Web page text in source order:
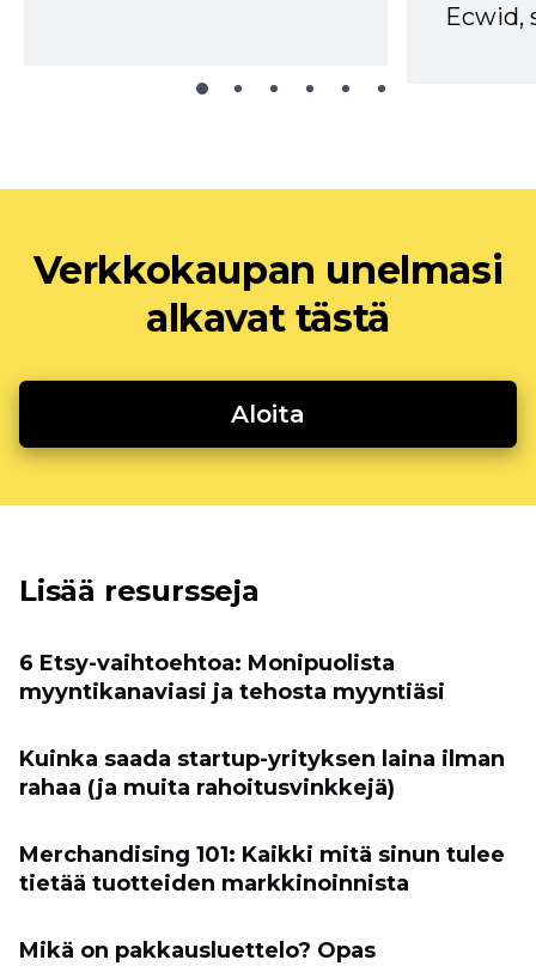
Ecwid,
Verkkokaupan unelmasi
alkavat tästä
Aloita
Lisää resursseja
6 Etsy-vaihtoehtoa: Monipuolista
myyntikanaviasi ja tehosta myyntiäsi
Kuinka saada startup-yrityksen laina ilman
rahaa (ja muita rahoitusvinkkejä)
Merchandising 101: Kaikki mitä sinun tulee
tietää tuotteiden markkinoinnista
Mikä on pakkausluettelo? Opas